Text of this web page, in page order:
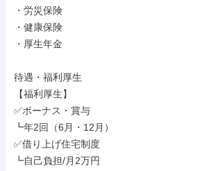
・労災保険
・健康保険
・厚生年金
待遇・福利厚生
【福利厚生】
✅ボーナス・賞与
┗年2回（6月・12月）
✅借り上げ住宅制度
┗自己負担/月2万円